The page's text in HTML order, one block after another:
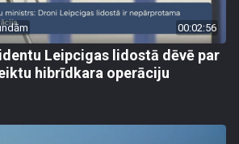
00:02:56
Leipcigas lidostā dēvē par
hibrīdkara operāciju